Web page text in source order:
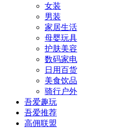
女装
男装
家居生活
母婴玩具
护肤美容
数码家电
日用百货
美食饮品
骑行户外
吾爱趣玩
吾爱推荐
高佣联盟